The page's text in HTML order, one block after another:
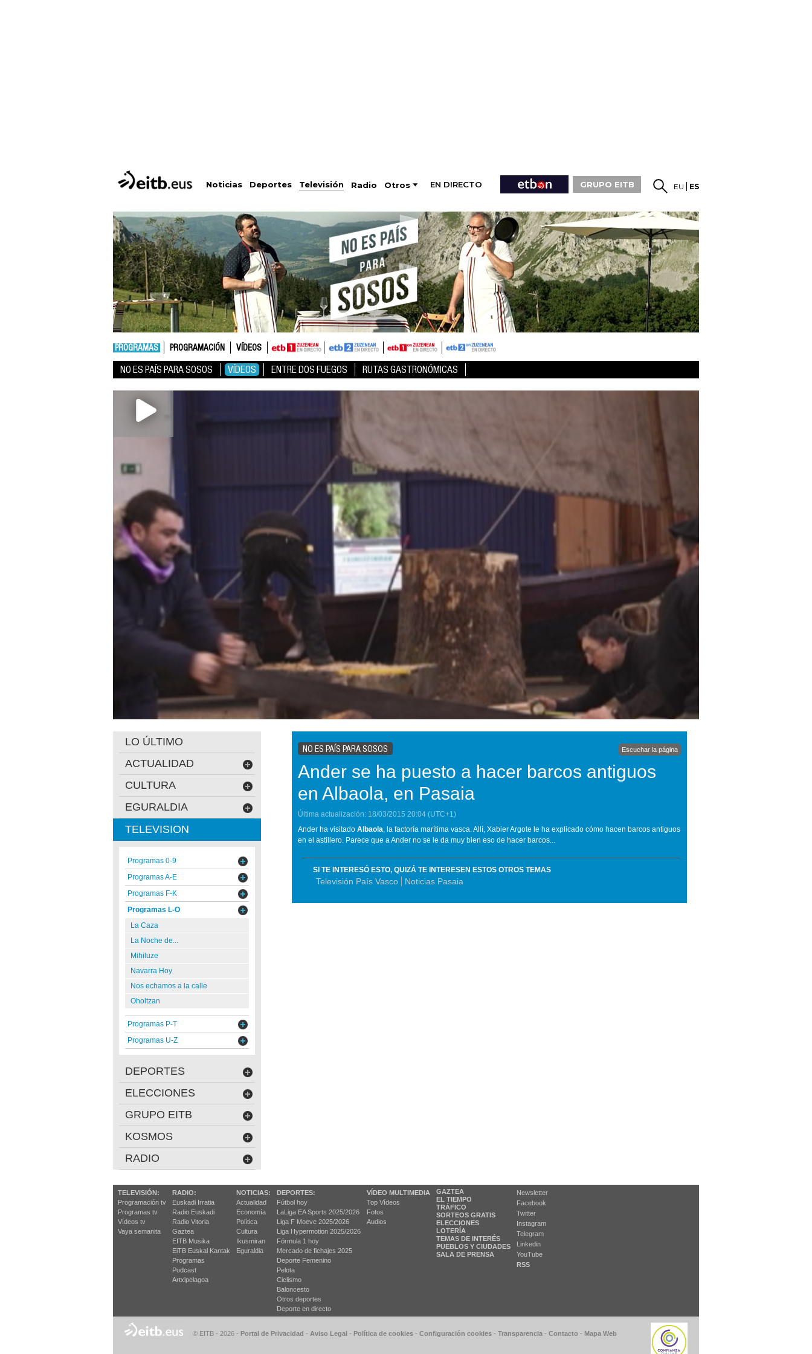
Noticias Deportes Televisión Radio Otros EN DIRECTO GRUPO EITB EU ES
PROGRAMAS PROGRAMACIÓN VÍDEOS
NO ES PAÍS PARA SOSOS VÍDEOS ENTRE DOS FUEGOS RUTAS GASTRONÓMICAS
NO ES PAÍS PARA SOSOS Escuchar la página
Ander se ha puesto a hacer barcos antiguos
en Albaola, en Pasaia
Última actualización: 18/03/2015 20:04 (UTC+1)
Ander ha visitado Albaola, la factoría marítima vasca. Allí, Xabier Argote le ha explicado cómo hacen barcos antiguos
en el astillero. Parece que a Ander no se le da muy bien eso de hacer barcos...
SI TE INTERESÓ ESTO, QUIZÁ TE INTERESEN ESTOS OTROS TEMAS
Televisión País Vasco Noticias Pasaia
LO ÚLTIMO
ACTUALIDAD
CULTURA
EGURALDIA
TELEVISION
Programas 0-9
Programas A-E
Programas F-K
Programas L-O
La Caza
La Noche de...
Mihiluze
Navarra Hoy
Nos echamos a la calle
Oholtzan
Programas P-T
Programas U-Z
DEPORTES
ELECCIONES
GRUPO EITB
KOSMOS
RADIO
TELEVISIÓN:
Programación tv
Programas tv
Vídeos tv
Vaya semanita
RADIO:
Euskadi Irratia
Radio Euskadi
Radio Vitoria
Gaztea
EITB Musika
EiTB Euskal Kantak
Programas
Podcast
Artxipelagoa
NOTICIAS:
Actualidad
Economía
Política
Cultura
Ikusmiran
Eguraldia
DEPORTES:
Fútbol hoy
LaLiga EA Sports 2025/2026
Liga F Moeve 2025/2026
Liga Hypermotion 2025/2026
Fórmula 1 hoy
Mercado de fichajes 2025
Deporte Femenino
Pelota
Ciclismo
Baloncesto
Otros deportes
Deporte en directo
VÍDEO MULTIMEDIA
Top Vídeos
Fotos
Audios
GAZTEA
EL TIEMPO
TRÁFICO
SORTEOS GRATIS
ELECCIONES
LOTERÍA
TEMAS DE INTERÉS
PUEBLOS Y CIUDADES
SALA DE PRENSA
Newsletter
Facebook
Twitter
Instagram
Telegram
Linkedin
YouTube
RSS
© EITB - 2026 - Portal de Privacidad - Aviso Legal - Política de cookies - Configuración cookies - Transparencia - Contacto - Mapa Web